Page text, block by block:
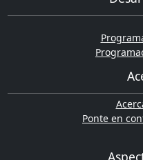
Ponte en